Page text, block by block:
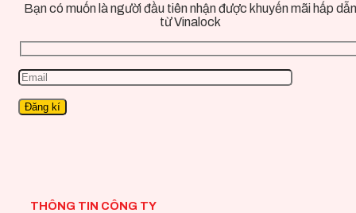
Bạn có muốn là người đầu tiên nhận được khuyến mãi hấp dẫn
từ Vinalock
THÔNG TIN CÔNG TY